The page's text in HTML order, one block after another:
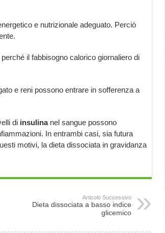
e nutrizionale adeguato. Perciò
il fabbisogno calorico giornaliero di
e reni possono entrare in sofferenza a
di insulinanel sangue possono
In entrambi casi, sia futura
motivi, la dieta dissociata in gravidanza
Articolo Successivo
Dieta dissociata a basso indice
glicemico